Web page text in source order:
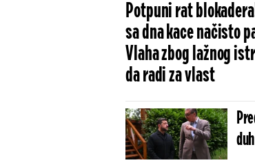
Potpuni rat
sa dna kace načisto
Vlaha zbog lažnog
da radi za vlast